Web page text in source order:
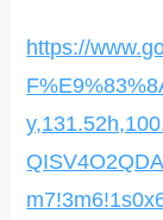
https://